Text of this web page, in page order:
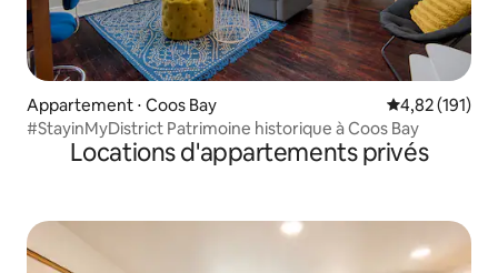
Appartement ⋅ Coos Bay Évaluation
4,82 (191)
#StayinMyDistrict Patrimoine historique à Coos Bay
Locations d'appartements privés